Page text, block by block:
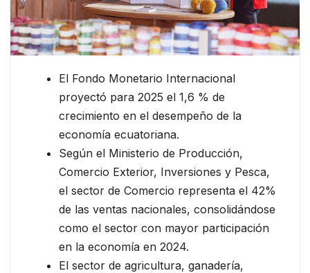
El Fondo Monetario Internacional
proyectó para 2025 el 1,6 % de
crecimiento en el desempeño de la
economía ecuatoriana.
Según el Ministerio de Producción,
Comercio Exterior, Inversiones y Pesca,
el sector de Comercio representa el 42%
de las ventas nacionales, consolidándose
como el sector con mayor participación
en la economía en 2024.
El sector de agricultura, ganadería,